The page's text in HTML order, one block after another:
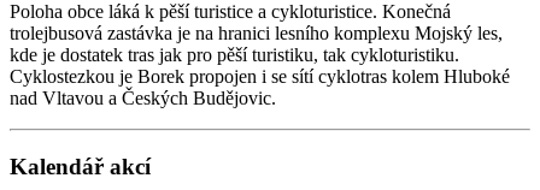
Poloha obce láká k pěší turistice a cykloturistice. Konečná
trolejbusová zastávka je na hranici lesního komplexu Mojský les,
kde je dostatek tras jak pro pěší turistiku, tak cykloturistiku.
Cyklostezkou je Borek propojen i se sítí cyklotras kolem Hluboké
nad Vltavou a Českých Budějovic.
Kalendář akcí